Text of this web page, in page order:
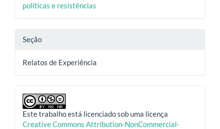
políticas e resistências
Seção
Relatos de Experiência
Este trabalho está licenciado sob uma licença
Creative Commons Attribution-NonCommercial-